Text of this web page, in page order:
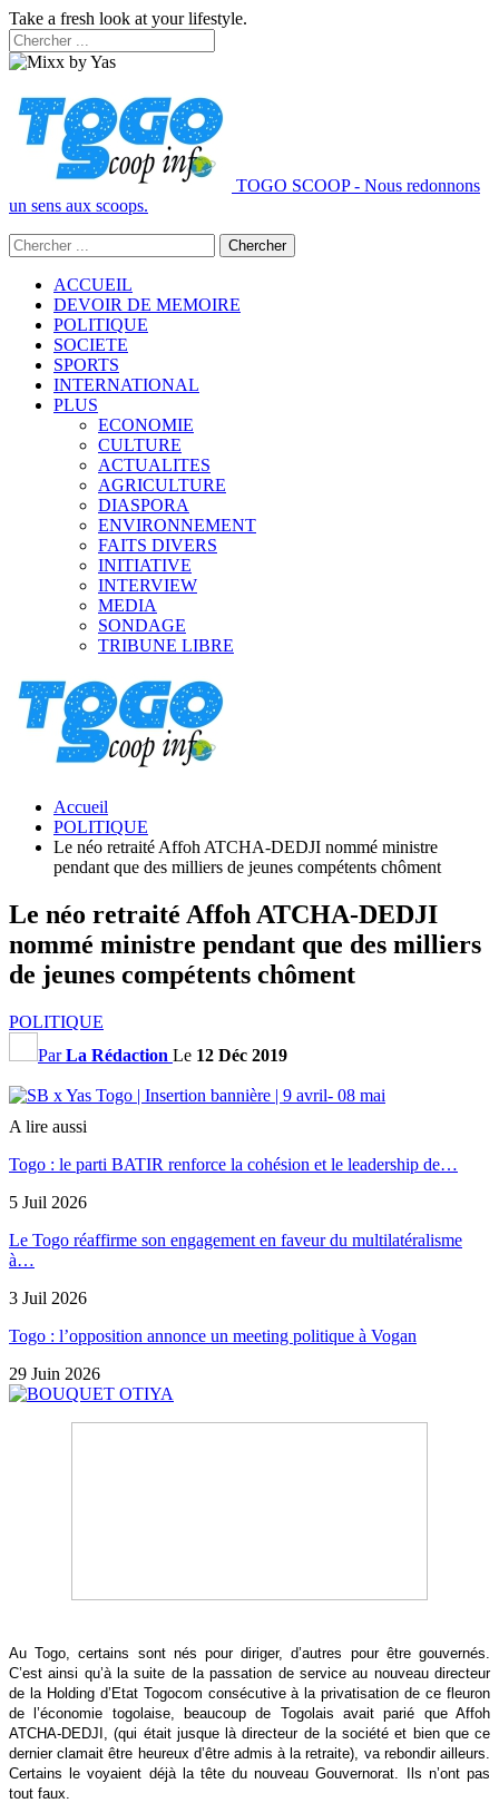
Take a fresh look at your lifestyle.
TOGO SCOOP - Nous redonnons
un sens aux scoops.
ACCUEIL
DEVOIR DE MEMOIRE
POLITIQUE
SOCIETE
SPORTS
INTERNATIONAL
PLUS
ECONOMIE
CULTURE
ACTUALITES
AGRICULTURE
DIASPORA
ENVIRONNEMENT
FAITS DIVERS
INITIATIVE
INTERVIEW
MEDIA
SONDAGE
TRIBUNE LIBRE
Accueil
POLITIQUE
Le néo retraité Affoh ATCHA-DEDJI nommé ministre
pendant que des milliers de jeunes compétents chôment
Le néo retraité Affoh ATCHA-DEDJI
nommé ministre pendant que des milliers
de jeunes compétents chôment
POLITIQUE
ParLa Rédaction Le 12 Déc 2019
A lire aussi
Togo : le parti BATIR renforce la cohésion et le leadership de…
5 Juil 2026
Le Togo réaffirme son engagement en faveur du multilatéralisme
à…
3 Juil 2026
Togo : l’opposition annonce un meeting politique à Vogan
29 Juin 2026
Au Togo, certains sont nés pour diriger, d’autres pour être gouvernés.
C’est ainsi qu’à la suite de la passation de service au nouveau directeur
de la Holding d’Etat Togocom consécutive à la privatisation de ce fleuron
de l’économie togolaise, beaucoup de Togolais avait parié que Affoh
ATCHA-DEDJI, (qui était jusque là directeur de la société et bien que ce
dernier clamait être heureux d’être admis à la retraite), va rebondir ailleurs.
Certains le voyaient déjà la tête du nouveau Gouvernorat. Ils n’ont pas
tout faux.